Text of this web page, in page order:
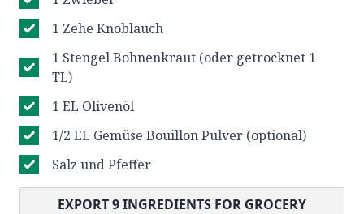
1 Zehe Knoblauch
1 Stengel Bohnenkraut (oder getrocknet 1
TL)
1 EL Olivenöl
1/2 EL Gemüse Bouillon Pulver (optional)
Salz und Pfeffer
EXPORT9INGREDIENTS FOR GROCERY